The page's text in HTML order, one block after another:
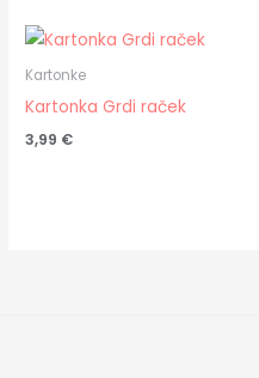
Kartonke
Kartonka Grdi raček
3,99 €